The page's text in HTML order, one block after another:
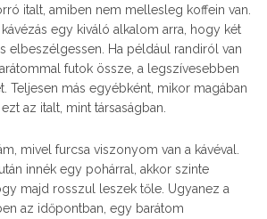
italt, amiben nem mellesleg koffein van.
egy kiváló alkalom arra, hogy két
elbeszélgessen. Ha például randiról van
futok össze, a legszívesebben
Teljesen más egyébként, mikor magában
az italt, mint társaságban.
mivel furcsa viszonyom van a kávéval.
innék egy pohárral, akkor szinte
majd rosszul leszek tőle. Ugyanez a
az időpontban, egy barátom